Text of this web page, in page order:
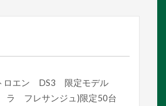
ロエン DS3 限定モデル
フレサンジュ)限定50台